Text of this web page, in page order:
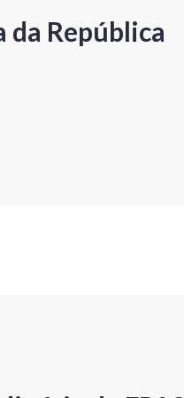
da República